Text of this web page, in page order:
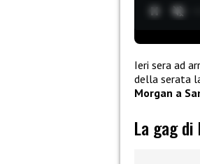
Ieri sera ad
della serata
Morgan a
La gag